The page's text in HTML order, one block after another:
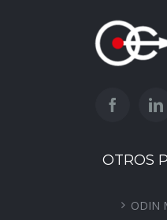
OTROS
ODIN